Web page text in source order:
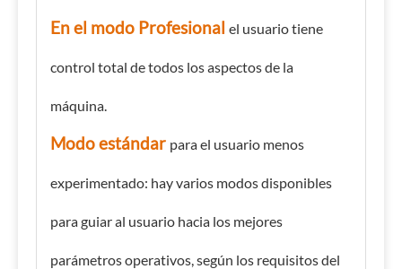
En el modo Profesional el usuario tiene
control total de todos los aspectos de la
máquina.
Modo estándar para el usuario menos
experimentado: hay varios modos disponibles
para guiar al usuario hacia los mejores
parámetros operativos, según los requisitos del